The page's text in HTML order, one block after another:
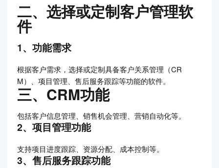
二、选择或定制客户管理软
件
1、功能需求
根据客户需求，选择或定制具备客户关系管理（CR
M）、项目管理、售后服务跟踪等功能的软件。
三、CRM功能
包括客户信息管理、销售机会管理、营销自动化等。
2、项目管理功能
支持项目进度跟踪、资源分配、成本控制等。
3、售后服务跟踪功能